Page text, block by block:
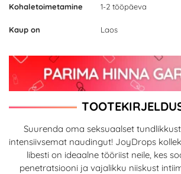
Kohaletoimetamine 1-2 tööpäeva
Kaup on Laos
Suurenda oma seksuaalset
intensiivsemat naudingut! JoyDrops
libesti on ideaalne tööriist neile, kes
penetratsiooni ja vajalikku niiskust